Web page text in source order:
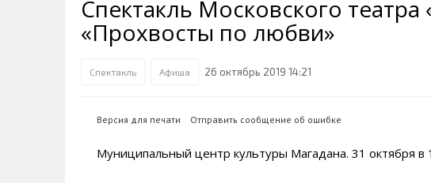
Транспортная инфраструктура
Их надо знать. Галерея славы
Колымы
Достопримечательности
Туристическик маршруты
Интерактивная
Песни о Колыме
Губернатор
Наркоте нет
Сельское хозяйство
Аварии ДТП
Кванториум
Визит
Горнолыжная школа
Алименты
Спектакль Московского
«Прохвосты по любви»
Спектакль Афиша 26 октябрь 2019 14:21
Версия для печати Отправить сообщение об ошибке
Муниципальный центр культуры Магадана. 31 октября в